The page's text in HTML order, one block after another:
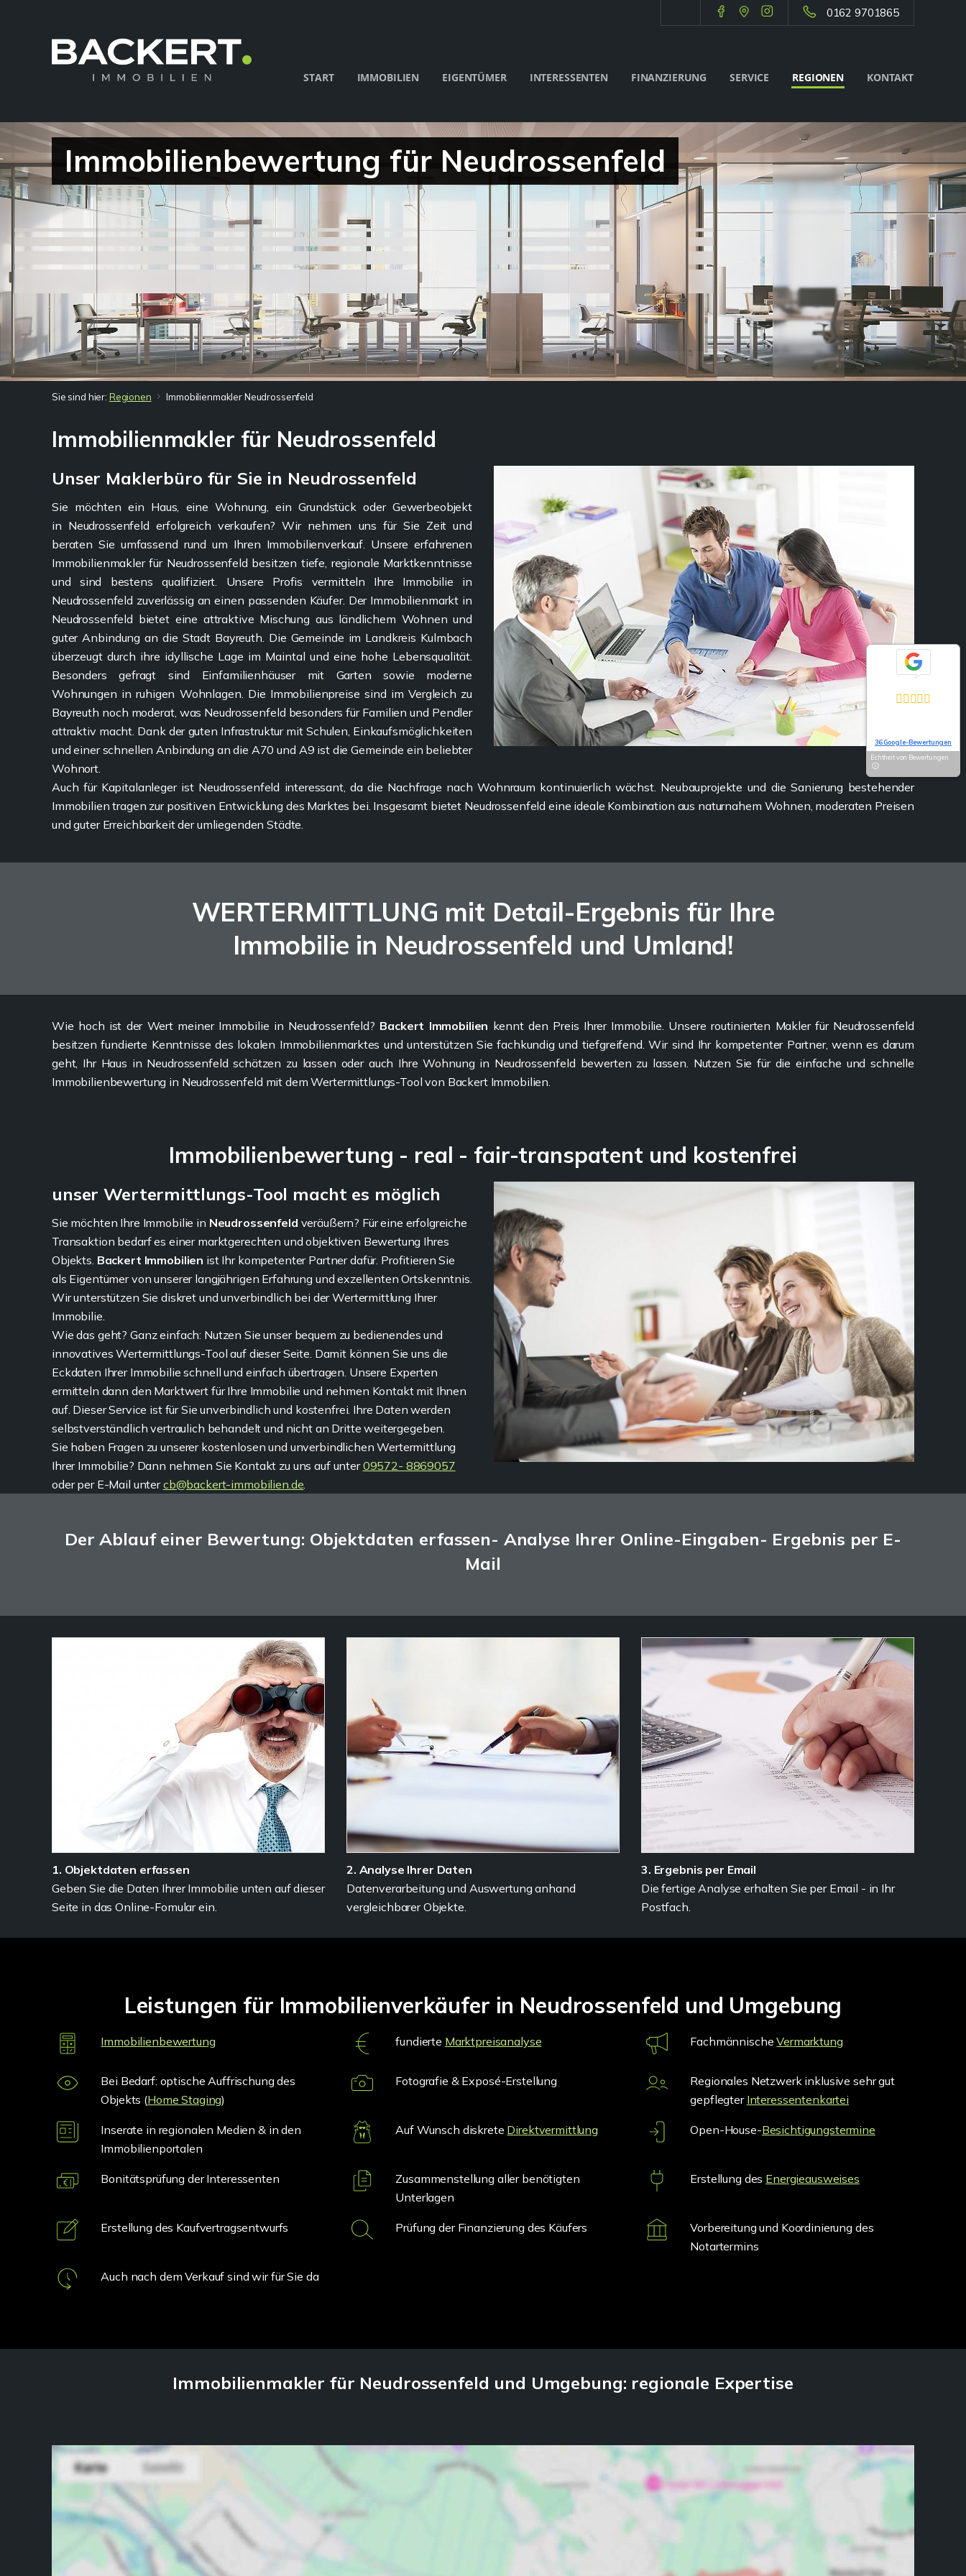
0162 9701865
START IMMOBILIEN EIGENTÜMER INTERESSENTEN FINANZIERUNG SERVICE REGIONEN KONTAKT
Immobilienbewertung für Neudrossenfeld
Sie sind hier: Regionen Immobilienmakler Neudrossenfeld
Immobilienmakler für Neudrossenfeld
Unser Maklerbüro für Sie in Neudrossenfeld
Sie möchten ein Haus, eine Wohnung, ein Grundstück oder Gewerbeobjekt
in Neudrossenfeld erfolgreich verkaufen? Wir nehmen uns für Sie Zeit und
beraten Sie umfassend rund um Ihren Immobilienverkauf. Unsere erfahrenen
Immobilienmakler für Neudrossenfeld besitzen tiefe, regionale Marktkenntnisse
und sind bestens qualifiziert. Unsere Profis vermitteln Ihre Immobilie in
Neudrossenfeld zuverlässig an einen passenden Käufer. Der Immobilienmarkt in
Neudrossenfeld bietet eine attraktive Mischung aus ländlichem Wohnen und
guter Anbindung an die Stadt Bayreuth. Die Gemeinde im Landkreis Kulmbach
überzeugt durch ihre idyllische Lage im Maintal und eine hohe Lebensqualität.
Besonders gefragt sind Einfamilienhäuser mit Garten sowie moderne
Wohnungen in ruhigen Wohnlagen. Die Immobilienpreise sind im Vergleich zu
Bayreuth noch moderat, was Neudrossenfeld besonders für Familien und Pendler
attraktiv macht. Dank der guten Infrastruktur mit Schulen, Einkaufsmöglichkeiten
und einer schnellen Anbindung an die A70 und A9 ist die Gemeinde ein beliebter
Wohnort.
Auch für Kapitalanleger ist Neudrossenfeld interessant, da die Nachfrage nach Wohnraum kontinuierlich wächst. Neubauprojekte und die Sanierung bestehender
Immobilien tragen zur positiven Entwicklung des Marktes bei. Insgesamt bietet Neudrossenfeld eine ideale Kombination aus naturnahem Wohnen, moderaten Preisen
und guter Erreichbarkeit der umliegenden Städte.
WERTERMITTLUNG mit Detail-Ergebnis für Ihre
Immobilie in Neudrossenfeld und Umland!
Wie hoch ist der Wert meiner Immobilie in Neudrossenfeld? Backert Immobilien kennt den Preis Ihrer Immobilie. Unsere routinierten Makler für Neudrossenfeld
besitzen fundierte Kenntnisse des lokalen Immobilienmarktes und unterstützen Sie fachkundig und tiefgreifend. Wir sind Ihr kompetenter Partner, wenn es darum
geht, Ihr Haus in Neudrossenfeld schätzen zu lassen oder auch Ihre Wohnung in Neudrossenfeld bewerten zu lassen. Nutzen Sie für die einfache und schnelle
Immobilienbewertung in Neudrossenfeld mit dem Wertermittlungs-Tool von Backert Immobilien.
Immobilienbewertung - real - fair-transpatent und kostenfrei
unser Wertermittlungs-Tool macht es möglich
Sie möchten Ihre Immobilie in Neudrossenfeld veräußern? Für eine erfolgreiche
Transaktion bedarf es einer marktgerechten und objektiven Bewertung Ihres
Objekts. Backert Immobilien ist Ihr kompetenter Partner dafür. Profitieren Sie
als Eigentümer von unserer langjährigen Erfahrung und exzellenten Ortskenntnis.
Wir unterstützen Sie diskret und unverbindlich bei der Wertermittlung Ihrer
Immobilie.
Wie das geht? Ganz einfach: Nutzen Sie unser bequem zu bedienendes und
innovatives Wertermittlungs-Tool auf dieser Seite. Damit können Sie uns die
Eckdaten Ihrer Immobilie schnell und einfach übertragen. Unsere Experten
ermitteln dann den Marktwert für Ihre Immobilie und nehmen Kontakt mit Ihnen
auf. Dieser Service ist für Sie unverbindlich und kostenfrei. Ihre Daten werden
selbstverständlich vertraulich behandelt und nicht an Dritte weitergegeben.
Sie haben Fragen zu unserer kostenlosen und unverbindlichen Wertermittlung
Ihrer Immobilie? Dann nehmen Sie Kontakt zu uns auf unter09572- 8869057
oder per E-Mail untercb@backert-immobilien.de.
Der Ablauf einer Bewertung: Objektdaten erfassen- Analyse Ihrer Online-Eingaben- Ergebnis per E-
Mail
1. Objektdaten erfassen
Geben Sie die Daten Ihrer Immobilie unten auf dieser
Seite in das Online-Fomular ein.
2. Analyse Ihrer Daten
Datenverarbeitung und Auswertung anhand
vergleichbarer Objekte.
3. Ergebnis per Email
Die fertige Analyse erhalten Sie per Email - in Ihr
Postfach.
Leistungen für Immobilienverkäufer in Neudrossenfeld und Umgebung
Immobilienbewertung fundierte Marktpreisanalyse FachmännischeVermarktung
Bei Bedarf: optische Auffrischung des
Objekts (Home Staging)
Fotografie & Exposé-Erstellung
Regionales Netzwerk inklusive sehr gut
gepflegter Interessentenkartei
Inserate in regionalen Medien & in den
Immobilienportalen
Auf Wunsch diskrete Direktvermittlung Open-House-Besichtigungstermine
Bonitätsprüfung der Interessenten
Zusammenstellung aller benötigten
Unterlagen
Erstellung des Energieausweises
Erstellung des Kaufvertragsentwurfs Prüfung der Finanzierung des Käufers
Vorbereitung und Koordinierung des
Notartermins
Auch nach dem Verkauf sind wir für Sie da
Immobilienmakler für Neudrossenfeld und Umgebung: regionale Expertise
36 Google-Bewertungen
Echtheit von Bewertungen